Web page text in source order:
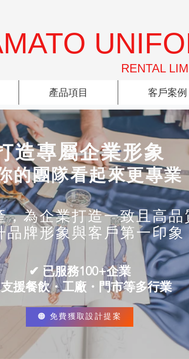
RENTAL
產品項目 客戶案例
造專屬企業形象
的團隊看起來更專業
，為企業打造一致且高
品牌形象與客戶第一印象
✔ 已服務100+企業
援餐飲・工廠・門市等多行業
🟠 免費獲取設計提案